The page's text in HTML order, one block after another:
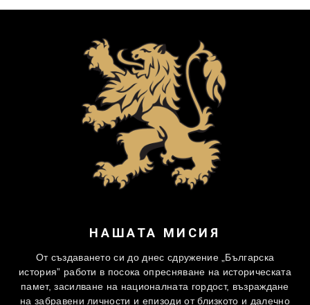
НАШАТА МИСИЯ
От създаването си до днес сдружение „Българска
история” работи в посока опресняване на историческата
памет, засилване на националната гордост, възраждане
на забравени личности и епизоди от близкото и далечно